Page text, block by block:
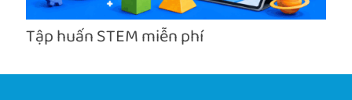
Tập huấn STEM miễn phí